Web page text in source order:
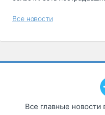
Все новости
Все главные новости